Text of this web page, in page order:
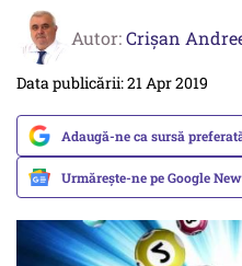
Autor:Crişan
Data publicării: 21 Apr 2019
Adaugă-ne ca sursă
Urmărește-ne pe Google